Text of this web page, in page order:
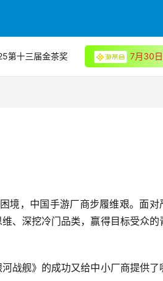
第十三届金茶奖 7月30
境，中国手游厂商步履维艰。面对
、深挖冷门品类，赢得目标受众的
战舰》的成功又给中小厂商提供了